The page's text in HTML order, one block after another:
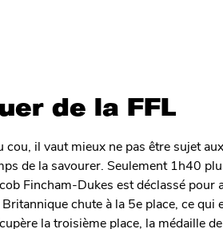
de la FFL
il vaut mieux ne pas être sujet
de la savourer. Seulement 1h40
Fincham-Dukes est déclassé pour
chute à la 5e place, ce qui
la troisième place, la médaille